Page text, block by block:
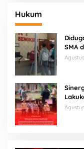
Hukum
SMA